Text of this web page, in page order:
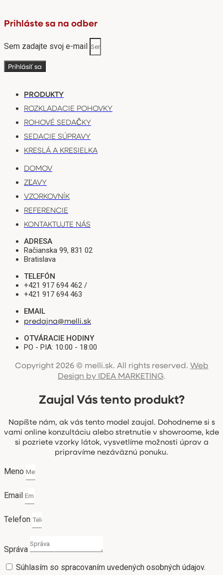
Prihláste sa na odber
Sem zadajte svoj e-mail
Prihlásiť sa
PRODUKTY
ROZKLADACIE POHOVKY
ROHOVÉ SEDAČKY
SEDACIE SÚPRAVY
KRESLÁ A KRESIELKA
DOMOV
ZĽAVY
VZORKOVNÍK
REFERENCIE
KONTAKTUJTE NÁS
ADRESA
Račianska 99, 831 02
Bratislava
TELEFÓN
+421 917 694 462 /
+421 917 694 463
EMAIL
predajna@melli.sk
OTVÁRACIE HODINY
PO - PIA: 10:00 - 18:00
Copyright 2026 © melli.sk. All rights reserved. Web
Design by IDEA MARKETING.
Zaujal Vás tento produkt?
Napíšte nám, ak vás tento model zaujal. Dohodneme si s
vami online konzultáciu alebo stretnutie v showroome, kde
si pozriete vzorky látok, vysvetlíme možnosti úprav a
pripravíme nezáväznú ponuku.
Meno
Email
Telefon
Správa
Súhlasím so spracovaním uvedených osobných údajov.